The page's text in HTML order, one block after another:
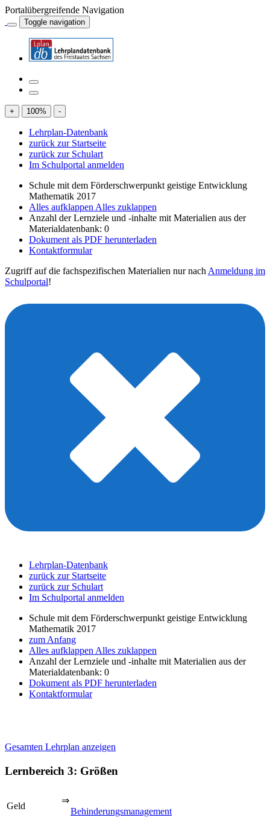
Portalübergreifende Navigation
Toggle navigation
+ 100% -
Lehrplan-Datenbank
zurück zur Startseite
zurück zur Schulart
Im Schulportal anmelden
Schule mit dem Förderschwerpunkt geistige Entwicklung
Mathematik 2017
Alles aufklappen Alles zuklappen
Anzahl der Lernziele und -inhalte mit Materialien aus der
Materialdatenbank: 0
Dokument als PDF herunterladen
Kontaktformular
Zugriff auf die fachspezifischen Materialien nur nach Anmeldung im
Schulportal!
Lehrplan-Datenbank
zurück zur Startseite
zurück zur Schulart
Im Schulportal anmelden
Schule mit dem Förderschwerpunkt geistige Entwicklung
Mathematik 2017
zum Anfang
Alles aufklappen Alles zuklappen
Anzahl der Lernziele und -inhalte mit Materialien aus der
Materialdatenbank: 0
Dokument als PDF herunterladen
Kontaktformular
Gesamten Lehrplan anzeigen
Lernbereich 3: Größen
Geld
⇒
Behinderungsmanagement